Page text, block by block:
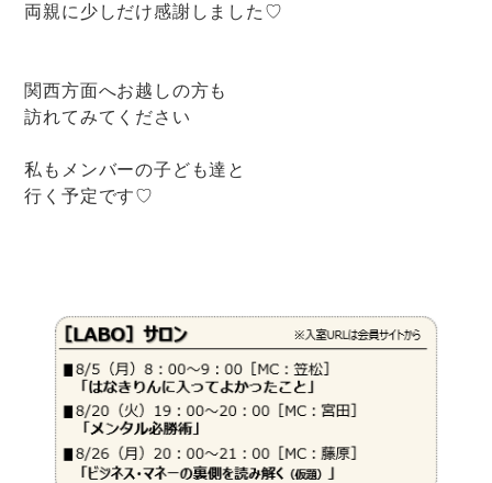
両親に少しだけ感謝しました♡
関西方面へお越しの方も
訪れてみてください
私もメンバーの子ども達と
行く予定です♡